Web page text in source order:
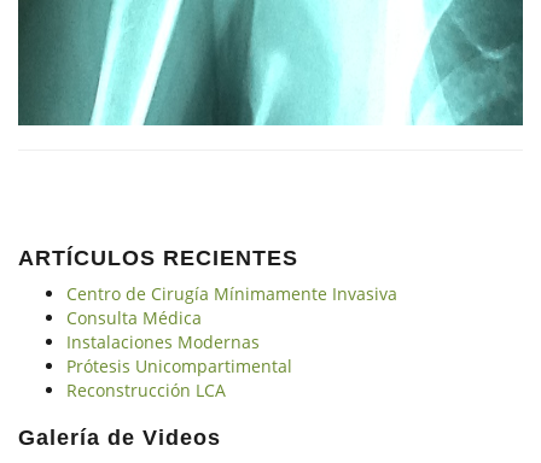
ARTÍCULOS RECIENTES
Centro de Cirugía Mínimamente Invasiva
Consulta Médica
Instalaciones Modernas
Prótesis Unicompartimental
Reconstrucción LCA
Galería de Videos